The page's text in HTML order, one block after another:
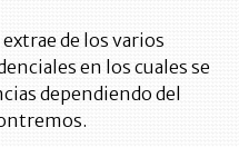
de los varios
en los cuales se
dependiendo del